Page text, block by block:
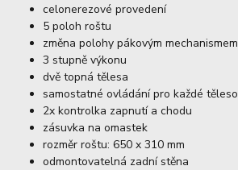
celonerezové provedení
5 poloh roštu
změna polohy pákovým mechanismem
3 stupně výkonu
dvě topná tělesa
samostatné ovládání pro každé těleso
2x kontrolka zapnutí a chodu
zásuvka na omastek
rozměr roštu: 650 x 310 mm
odmontovatelná zadní stěna